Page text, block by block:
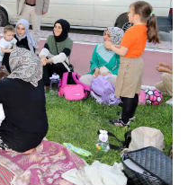
İzmir
Kars
Kastamonu
Kayseri
Kırklareli